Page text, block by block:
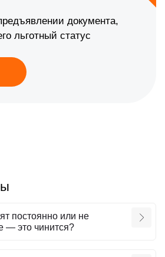
документа,
льготный статус
постоянно или не
— это чинится?